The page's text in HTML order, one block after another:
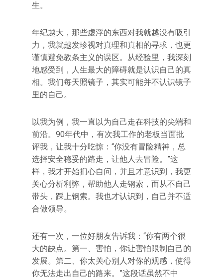
生。
年纪越大，那些虚浮的东西对我就越没有吸引
力，我就越发珍视对真理和真相的寻求，也更
谨慎避免教条主义的误区。从经验里，我深刻
地感受到，人生最大的障碍就是认识自己的真
相。我们每天照镜子，其实可能并不认识镜子
里的自己。
以我为例，我一直以为自己走在科技的尖端和
前沿。90年代中，有次我工作的老板当面批
评我，让我十分吃惊：“你没有冒险精神，总
选择安全稳妥的路走，让他人去冒险。”这
样，我才开始扪心自问，并且才意识到，我更
关心分析利弊，帮助他人走钢索，而从不自己
带头，踩上钢索。我也才认识到，自己并不适
合做领导。
还有一次，一位好朋友告诉我：“你有两个很
大的缺点。第一、害怕，你让害怕限制自己的
发展。第二、你太关心别人对你的观感，使得
你无法走出自己的路来。”这段话虽然不中